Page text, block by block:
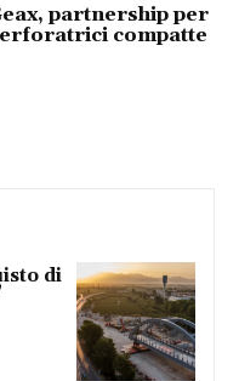
partnership per
compatte
di